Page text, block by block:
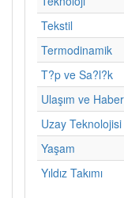
Tekstil
Termodinamik
T?p ve Sa?l?k
Ulaşım ve
Uzay Teknolojisi
Yaşam
Yıldız Takımı